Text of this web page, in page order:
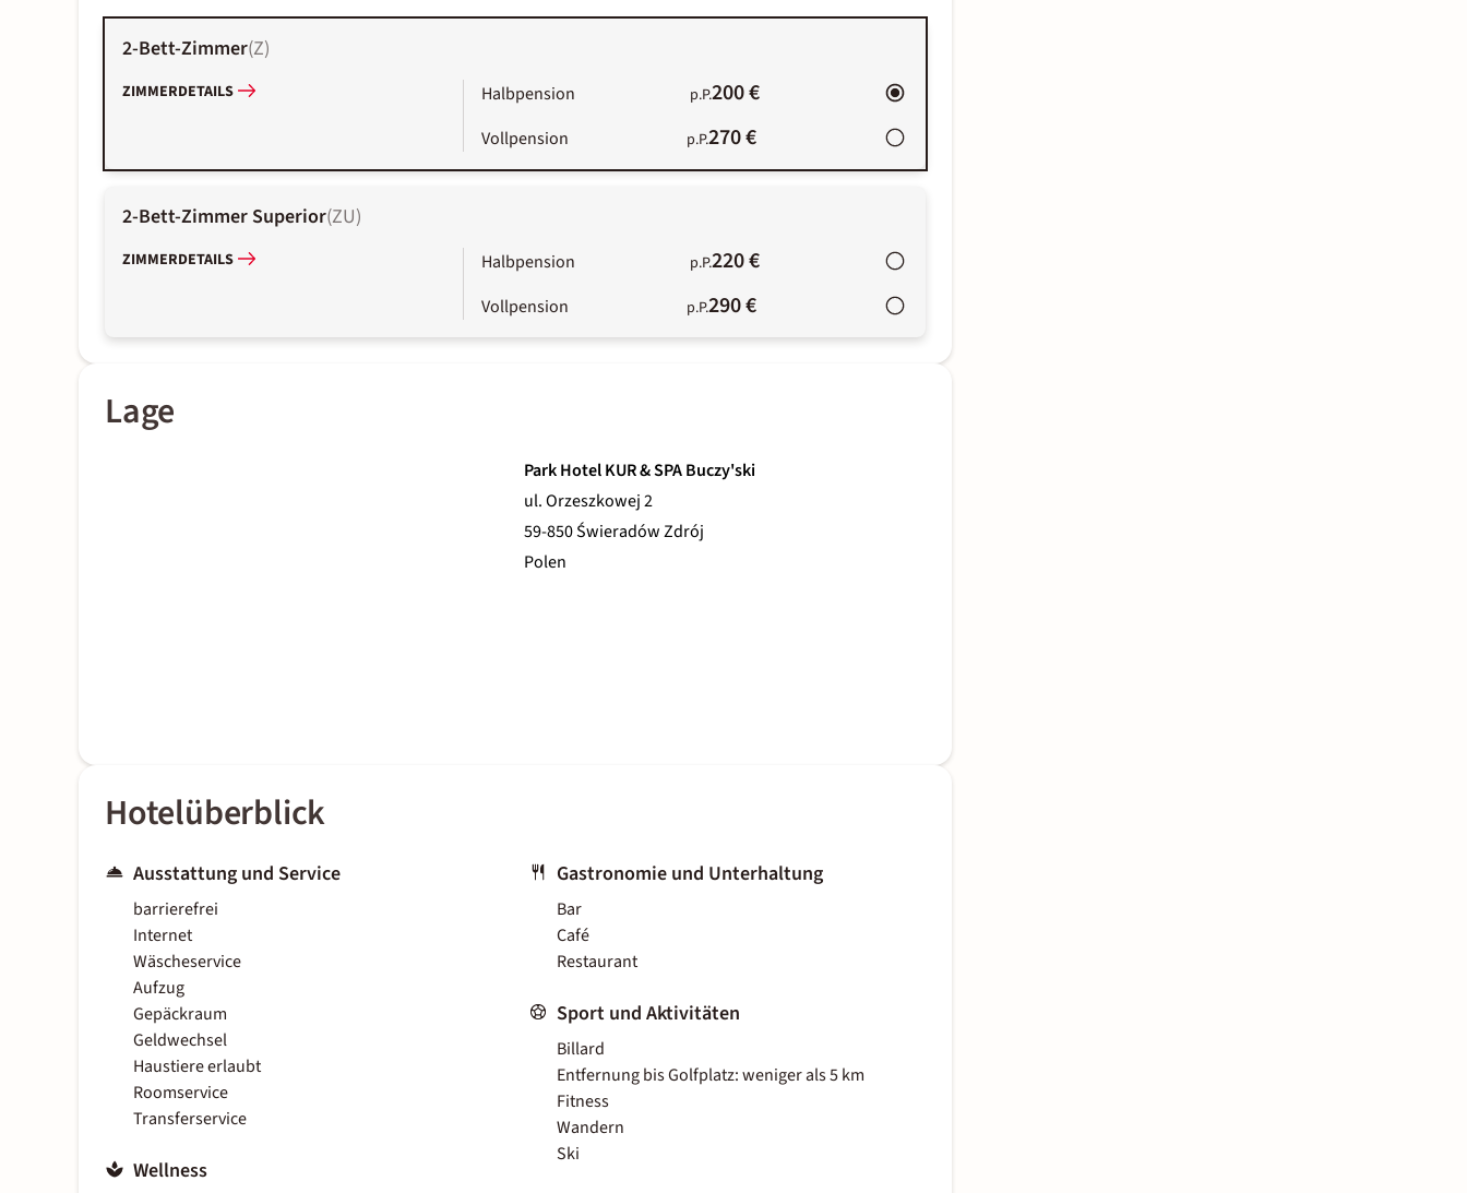
2-Bett-Zimmer(Z)
ZIMMERDETAILS Halbpension p.P.200 €
Vollpension p.P.270 €
2-Bett-Zimmer Superior(ZU)
ZIMMERDETAILS Halbpension p.P.220 €
Vollpension p.P.290 €
Lage
Park Hotel KUR & SPA Buczy'ski
ul. Orzeszkowej 2
59-850 Świeradów Zdrój
Polen
Hotelüberblick
Ausstattung und Service
barrierefrei
Internet
Wäscheservice
Aufzug
Gepäckraum
Geldwechsel
Haustiere erlaubt
Roomservice
Transferservice
Wellness
Gastronomie und Unterhaltung
Bar
Café
Restaurant
Sport und Aktivitäten
Billard
Entfernung bis Golfplatz: weniger als 5 km
Fitness
Wandern
Ski